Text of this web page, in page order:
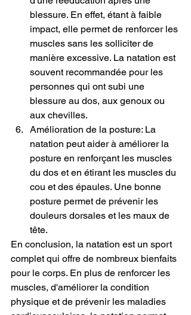
blessure. En effet, étant à faible
impact, elle permet de renforcer les
muscles sans les solliciter de
manière excessive. La natation est
souvent recommandée pour les
personnes qui ont subi une
blessure au dos, aux genoux ou
aux chevilles.
Amélioration de la posture: La
natation peut aider à améliorer la
posture en renforçant les muscles
du dos et en étirant les muscles du
cou et des épaules. Une bonne
posture permet de prévenir les
douleurs dorsales et les maux de
tête.
En conclusion, la natation est un sport
complet qui offre de nombreux bienfaits
pour le corps. En plus de renforcer les
muscles, d'améliorer la condition
physique et de prévenir les maladies